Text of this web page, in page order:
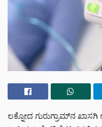
ಲಕ್ನೋದ ಗುರುಗ್ರಾಮ್‌ನ ಖಾಸಗಿ